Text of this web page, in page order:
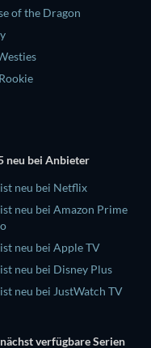
of the Dragon
neu bei Anbieter
neu bei Netflix
neu bei Amazon Prime
neu bei Apple TV
neu bei Disney Plus
neu bei JustWatch TV
verfügbare Serien